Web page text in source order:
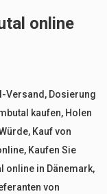
online
Versand , Dosierung
kaufen, Holen
, Kauf von
, Kaufen Sie
online in Dänemark,
von